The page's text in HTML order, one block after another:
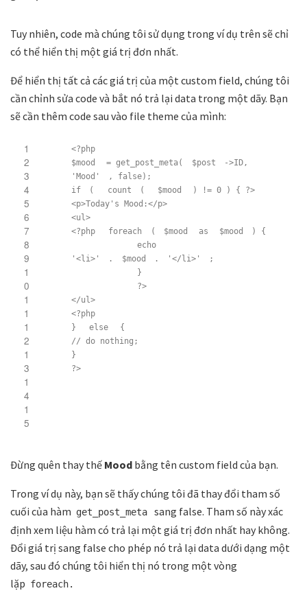
Tuy nhiên, code mà chúng tôi sử dụng trong ví dụ trên sẽ chỉ
có thể hiển thị một giá trị đơn nhất.
Để hiển thị tất cả các giá trị của một custom field, chúng tôi
cần chỉnh sửa code và bắt nó trả lại data trong một dãy. Bạn
sẽ cần thêm code sau vào file theme của mình:
1
2
3
4
5
6
7
8
9
1
0
1
1
1
2
1
3
1
4
1
5
<?php
$mood
= get_post_meta( $post
->ID,
'Mood'
, false);
if
( count ( $mood
) != 0 ) { ?>
<p>Today's Mood:</p>
<ul>
<?php
foreach ( $mood as $mood
) {
echo
'<li>'
. $mood . '</li>'
;
}
?>
</ul>
<?php
}
else
{
// do nothing;
}
?>
Đừng quên thay thế Mood bằng tên custom field của bạn.
Trong ví dụ này, bạn sẽ thấy chúng tôi đã thay đổi tham số
cuối của hàm get_post_meta
sang false. Tham số này xác
định xem liệu hàm có trả lại một giá trị đơn nhất hay không.
Đổi giá trị sang false cho phép nó trả lại data dưới dạng một
dãy, sau đó chúng tôi hiển thị nó trong một vòng
lặp foreach.